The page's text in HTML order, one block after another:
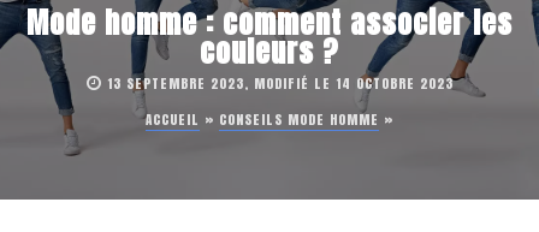
Mode homme : comment associer les
couleurs ?
13 SEPTEMBRE 2023, MODIFIÉ LE 14 OCTOBRE 2023
ACCUEIL » CONSEILS MODE HOMME »